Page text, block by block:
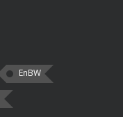
EnBW